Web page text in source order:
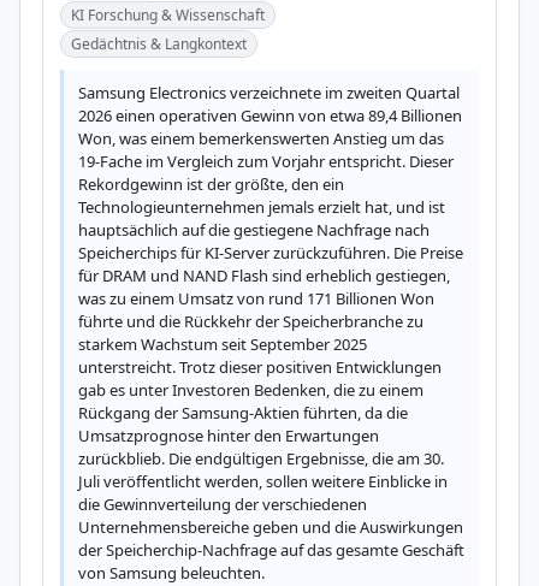
KI Forschung & Wissenschaft
Gedächtnis & Langkontext
Samsung Electronics verzeichnete im zweiten Quartal
2026 einen operativen Gewinn von etwa 89,4 Billionen
Won, was einem bemerkenswerten Anstieg um das
19-Fache im Vergleich zum Vorjahr entspricht. Dieser
Rekordgewinn ist der größte, den ein
Technologieunternehmen jemals erzielt hat, und ist
hauptsächlich auf die gestiegene Nachfrage nach
Speicherchips für KI-Server zurückzuführen. Die Preise
für DRAM und NAND Flash sind erheblich gestiegen,
was zu einem Umsatz von rund 171 Billionen Won
führte und die Rückkehr der Speicherbranche zu
starkem Wachstum seit September 2025
unterstreicht. Trotz dieser positiven Entwicklungen
gab es unter Investoren Bedenken, die zu einem
Rückgang der Samsung-Aktien führten, da die
Umsatzprognose hinter den Erwartungen
zurückblieb. Die endgültigen Ergebnisse, die am 30.
Juli veröffentlicht werden, sollen weitere Einblicke in
die Gewinnverteilung der verschiedenen
Unternehmensbereiche geben und die Auswirkungen
der Speicherchip-Nachfrage auf das gesamte Geschäft
von Samsung beleuchten.